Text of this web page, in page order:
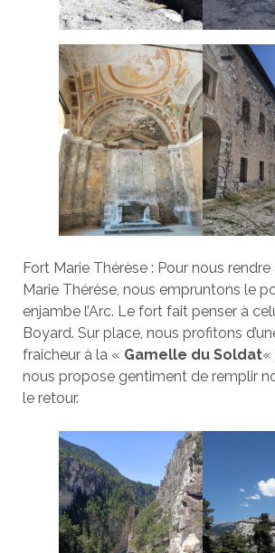
Fort Marie Thérèse : Pour nous
Marie Thérèse, nous empruntons le
enjambe l’Arc. Le fort fait penser à
Boyard. Sur place, nous profitons
fraicheur à la « Gamelle du Soldat«
nous propose gentiment de remplir
le retour.